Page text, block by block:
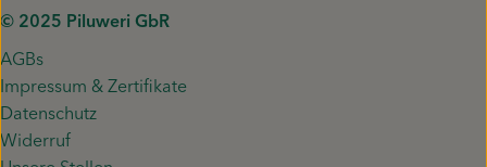
© 2025 Piluweri GbR
AGBs
Impressum & Zertifikate
Datenschutz
Widerruf